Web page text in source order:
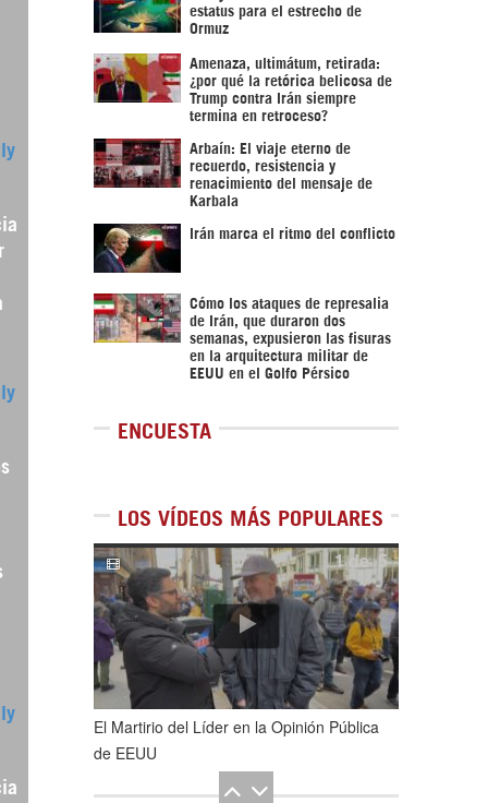
estatus para el estrecho de
Ormuz
Amenaza, ultimátum, retirada:
¿por qué la retórica belicosa de
Trump contra Irán siempre
termina en retroceso?
Arbaín: El viaje eterno de
recuerdo, resistencia y
renacimiento del mensaje de
Karbala
Irán marca el ritmo del conflicto
Cómo los ataques de represalia
de Irán, que duraron dos
semanas, expusieron las fisuras
en la arquitectura militar de
EEUU en el Golfo Pérsico
ENCUESTA
LOS VÍDEOS MÁS POPULARES
1de5
El Martirio del Líder en la Opinión Pública
de EEUU